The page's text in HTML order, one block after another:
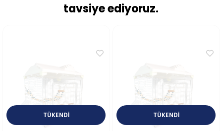
tavsiye ediyoruz.
TÜKENDI TÜKENDI